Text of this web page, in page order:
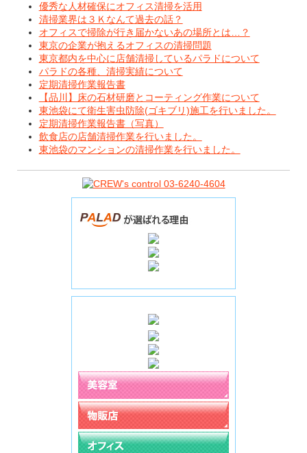
優秀な人材確保にオフィス清掃を活用
清掃業界は３Ｋなんて過去の話？
オフィスで掃除が行き届かないあの場所とは…？
東京の企業が抱えるオフィスの清掃問題
東京都内を中心に店舗清掃しているパラドについて
パラドの各種、清掃実績について
定期清掃作業報告書
【品川】床の石材研磨とコーティング作業について
東池袋にて衛生害虫防除(ゴキブリ)施工を行いました。
定期清掃作業報告書（写真）
飲食店の店舗清掃作業を行いました。
東池袋のマンションの清掃作業を行いました。